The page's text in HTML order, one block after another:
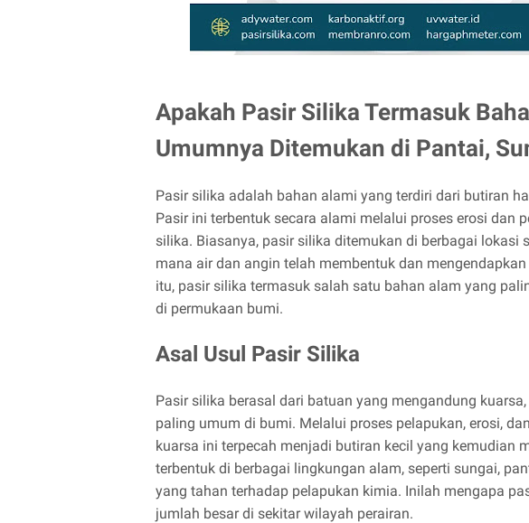
Apakah Pasir Silika Termasuk
Umumnya Ditemukan di Pantai,
Pasir silika adalah bahan alami yang terdiri dari butiran
Pasir ini terbentuk secara alami melalui proses erosi dan
silika. Biasanya, pasir silika ditemukan di berbagai lokasi
mana air dan angin telah membentuk dan
itu, pasir silika termasuk salah satu bahan alam yang
di permukaan bumi.
Asal Usul Pasir Silika
Pasir silika berasal dari batuan yang mengandung
paling umum di bumi. Melalui proses pelapukan, erosi,
kuarsa ini terpecah menjadi butiran kecil yang kemudian
terbentuk di berbagai lingkungan alam, seperti sungai,
yang tahan terhadap pelapukan kimia. Inilah mengapa
jumlah besar di sekitar wilayah perairan.